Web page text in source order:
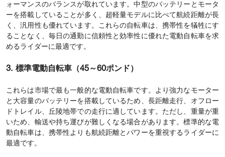
ォーマンスのバランスが取れています。中型のバッテリーとモータ
ーを搭載していることが多く、超軽量モデルに比べて航続距離が長
く、汎用性も優れています。これらの自転車は、携帯性を犠牲にす
ることなく、毎日の通勤に信頼性と効率性に優れた電動自転車を求
めるライダーに最適です。
3. 標準電動自転車（45～60ポンド）
これらは市場で最も一般的な電動自転車です。より強力なモーター
と大容量のバッテリーを搭載しているため、長距離走行、オフロー
ドトレイル、丘陵地帯での走行に適しています。ただし、重量が重
いため、輸送や持ち運びが難しくなる場合があります。標準的な電
動自転車は、携帯性よりも航続距離とパワーを重視するライダーに
最適です。